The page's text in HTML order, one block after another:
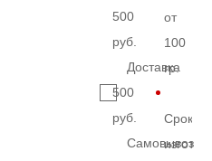
500
руб.
Доставка
500
руб.
Самовывоз
от
100
гр.
Срок